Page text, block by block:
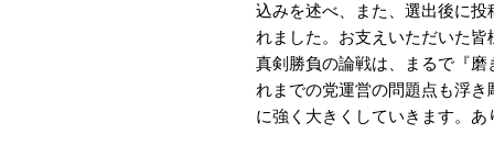
込みを述べ、また、選出後に投
れました。お支えいただいた皆
真剣勝負の論戦は、まるで『
れまでの党運営の問題点も浮
に強く大きくしていきます。あ